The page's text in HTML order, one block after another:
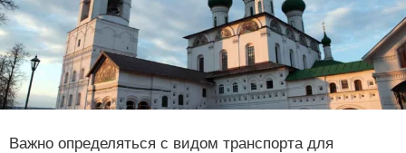
Важно определяться с видом транспорта для